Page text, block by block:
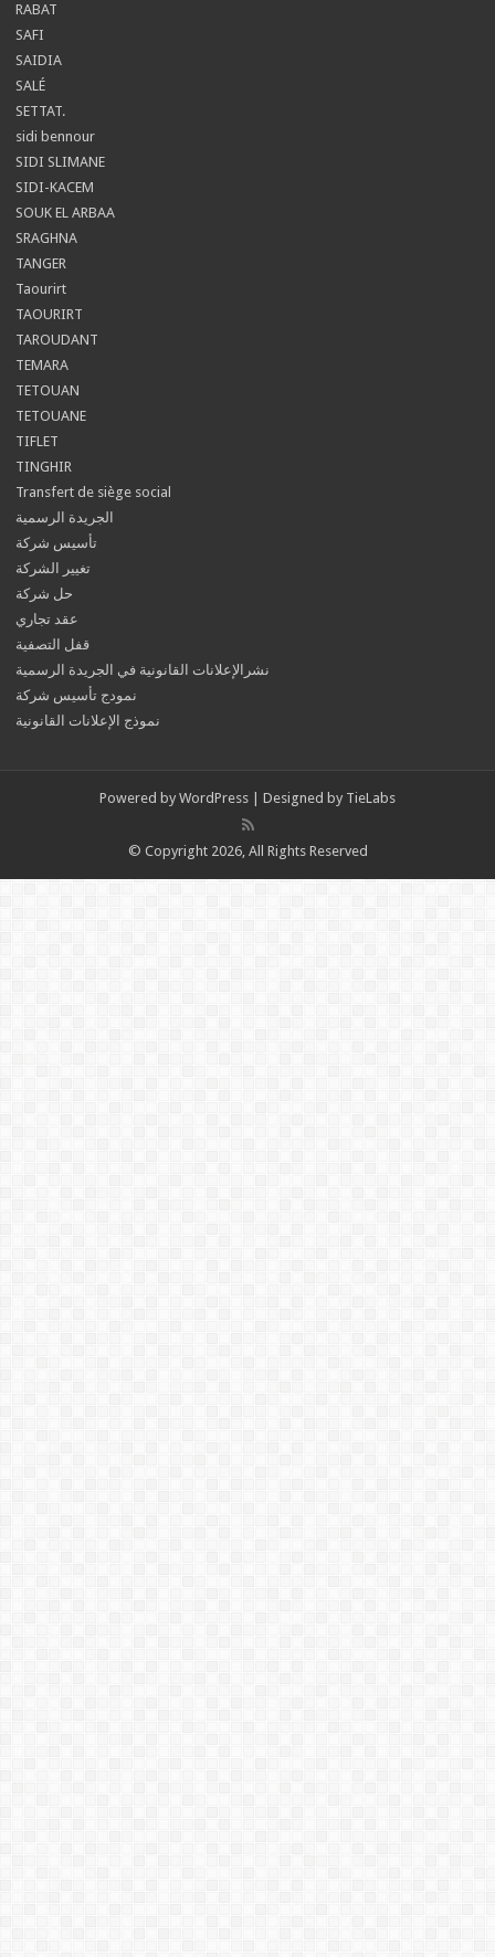
RABAT
SAFI
SAIDIA
SALÉ
SETTAT.
sidi bennour
SIDI SLIMANE
SIDI-KACEM
SOUK EL ARBAA
SRAGHNA
TANGER
Taourirt
TAOURIRT
TAROUDANT
TEMARA
TETOUAN
TETOUANE
TIFLET
TINGHIR
Transfert de siège social
الجريدة الرسمية
تأسيس شركة
تغيير الشركة
حل شركة
عقد تجاري
قفل التصفية
نشرالإعلانات القانونية في الجريدة الرسمية
نمودج تأسيس شركة
نموذج الإعلانات القانونية
Powered by WordPress | Designed by TieLabs
© Copyright 2026, All Rights Reserved